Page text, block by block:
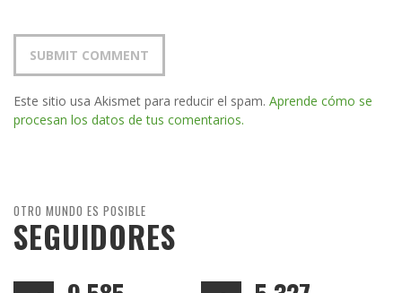
Este sitio usa Akismet para reducir el spam. Aprende cómo se
procesan los datos de tus comentarios.
OTRO MUNDO ES POSIBLE
SEGUIDORES